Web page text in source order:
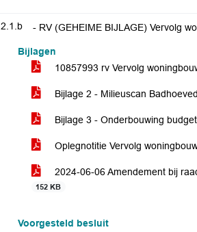
2.1.b - RV (GEHEIME BIJLAGE) Vervolg
Bijlagen
10857993 rv Vervolg
Bijlage 2 - Milieuscan
Bijlage 3 - Onderbouwing
Oplegnotitie Vervolg
2024-06-06 Amendement bij
152 KB
Voorgesteld besluit